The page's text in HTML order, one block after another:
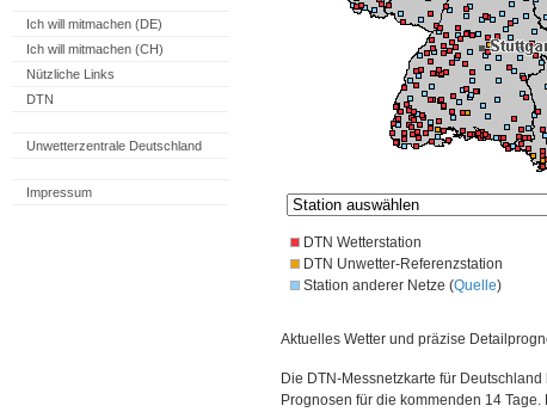
Ich will mitmachen (DE)
Ich will mitmachen (CH)
Nützliche Links
DTN
Unwetterzentrale Deutschland
Impressum
DTN Wetterstation
DTN Unwetter-Referenzstation
Station anderer Netze (Quelle)
Aktuelles Wetter und präzise
Die DTN-Messnetzkarte für
Prognosen für die kommenden 14